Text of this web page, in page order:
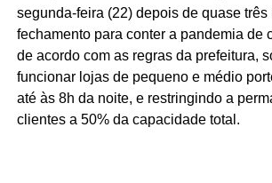
segunda-feira (22) depois de quase três
fechamento para conter a pandemia de
de acordo com as regras da prefeitura,
funcionar lojas de pequeno e médio
até às 8h da noite, e restringindo a
clientes a 50% da capacidade total.